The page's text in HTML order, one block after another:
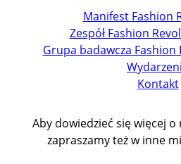
Manifest Fashion
Zespół Fashion
Grupa badawcza
Kontakt
Aby dowiedzieć się więcej o
zapraszamy też w inne